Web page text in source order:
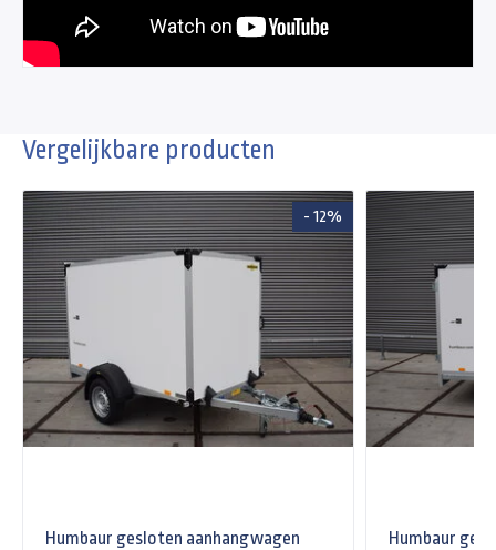
Vergelijkbare producten
- 12%
Humbaur gesloten aanhangwagen
Humbaur